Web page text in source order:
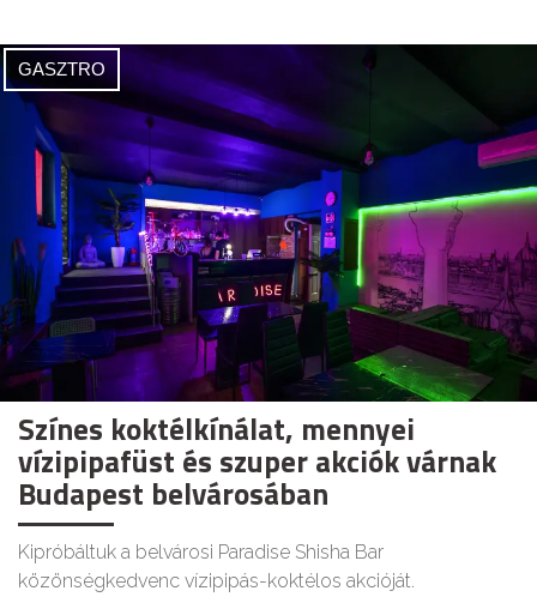
GASZTRO
Színes koktélkínálat, mennyei
vízipipafüst és szuper akciók várnak
Budapest belvárosában
Kipróbáltuk a belvárosi Paradise Shisha Bar
közönségkedvenc vízipipás-koktélos akcióját.